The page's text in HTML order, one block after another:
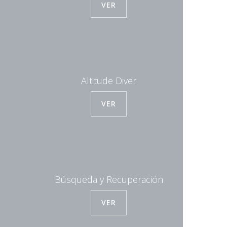
VER
Altitude Diver
VER
Búsqueda y Recuperación
VER